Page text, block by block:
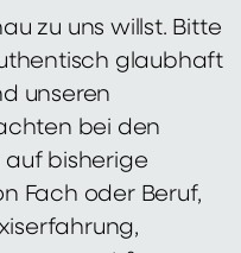
zu uns willst. Bitte
glaubhaft
unseren
bei den
bisherige
Fach oder Beruf,